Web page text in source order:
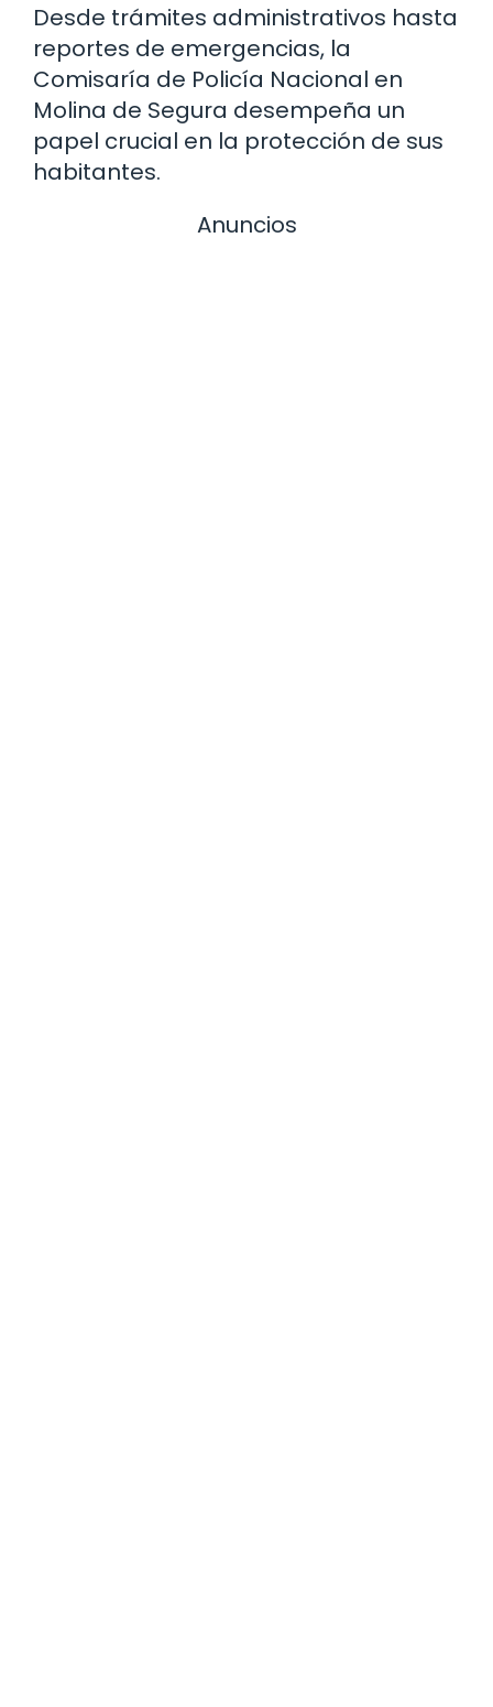
Desde trámites administrativos hasta
reportes de emergencias, la
Comisaría de Policía Nacional en
Molina de Segura desempeña un
papel crucial en la protección de sus
habitantes.
Anuncios